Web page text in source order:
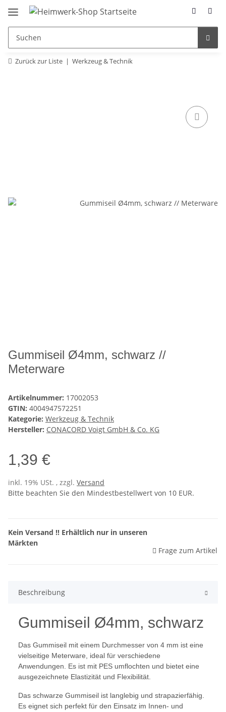
Zurück zur Liste Werkzeug & Technik
Gummiseil Ø4mm, schwarz //
Meterware
Artikelnummer: 17002053
GTIN: 4004947572251
Kategorie: Werkzeug & Technik
Hersteller: CONACORD Voigt GmbH & Co. KG
1,39 €
inkl. 19% USt. , zzgl. Versand
Bitte beachten Sie den Mindestbestellwert von 10 EUR.
Kein Versand !! Erhältlich nur in unseren
Märkten
Frage zum Artikel
Beschreibung
Gummiseil Ø4mm, schwarz
Das Gummiseil mit einem Durchmesser von 4 mm ist eine
vielseitige Meterware, ideal für verschiedene
Anwendungen. Es ist mit PES umflochten und bietet eine
ausgezeichnete Elastizität und Flexibilität.
Das schwarze Gummiseil ist langlebig und strapazierfähig.
Es eignet sich perfekt für den Einsatz im Innen- und